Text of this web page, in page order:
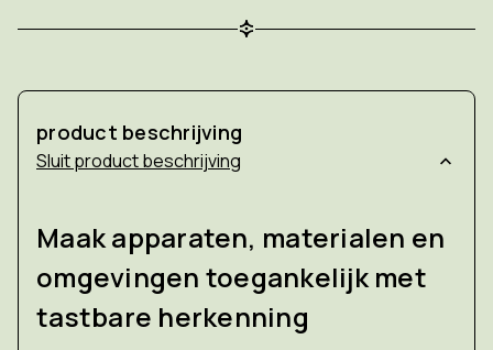
product beschrijving
product beschrijving
Maak apparaten, materialen en
omgevingen toegankelijk met
tastbare herkenning